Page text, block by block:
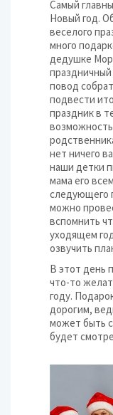
Самый
Новый год.
веселого
много
дедушке
повод
подвести
праздник в
нет ничего
наши детки
мама его
следующего
можно
вспомнить
уходящем
озвучить
В этот день
что-то
году.
дорогим,
может быть
будет